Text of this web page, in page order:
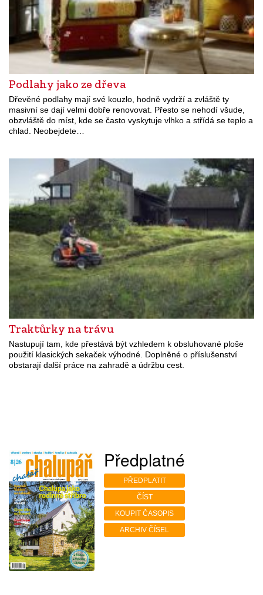
Podlahy jako ze dřeva
Dřevěné podlahy mají své kouzlo, hodně vydrží a zvláště ty
masivní se dají velmi dobře renovovat. Přesto se nehodí všude,
obzvláště do míst, kde se často vyskytuje vlhko a střídá se teplo a
chlad. Neobejdete…
Traktůrky na trávu
Nastupují tam, kde přestává být vzhledem k obsluhované ploše
použití klasických sekaček výhodné. Doplněné o příslušenství
obstarají další práce na zahradě a údržbu cest.
Předplatné
PŘEDPLATIT
ČÍST
KOUPIT ČASOPIS
ARCHIV ČÍSEL